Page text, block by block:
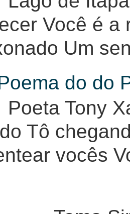
Você é a
Um
do do
Poeta Tony
Tô
vocês